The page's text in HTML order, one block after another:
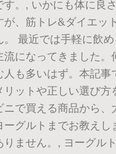
す。, いかにも体に良
が、筋トレ&ダイエッ
。 最近では手軽に飲
流になってきました。
人も多いはず。本記事
リットや正しい選び方
ニで買える商品から、
ーグルトまでお教えし
りません。, ヨーグル